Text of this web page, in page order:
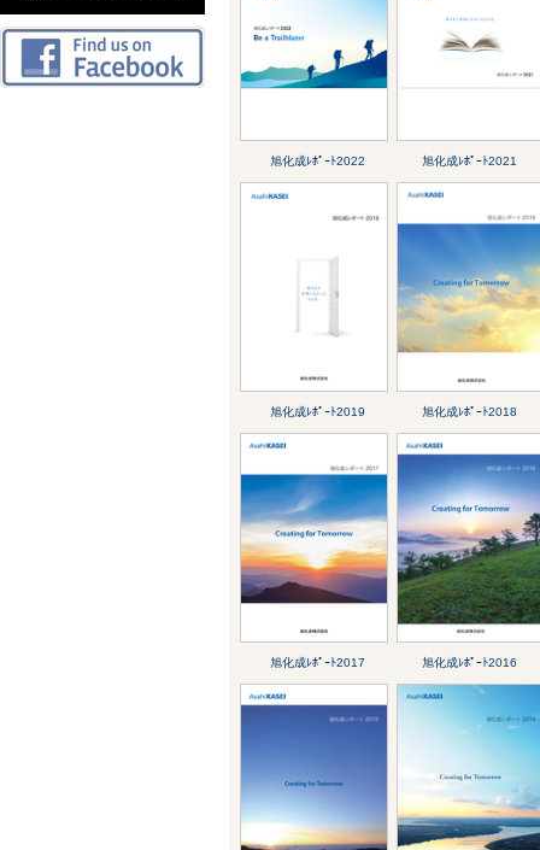
旭化成ﾚﾎﾟｰﾄ2022 旭化成ﾚﾎﾟｰﾄ2021
旭化成ﾚﾎﾟｰﾄ2019 旭化成ﾚﾎﾟｰﾄ2018
旭化成ﾚﾎﾟｰﾄ2017 旭化成ﾚﾎﾟｰﾄ2016